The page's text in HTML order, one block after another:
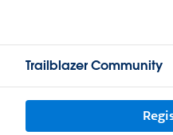
Trailblazer Community